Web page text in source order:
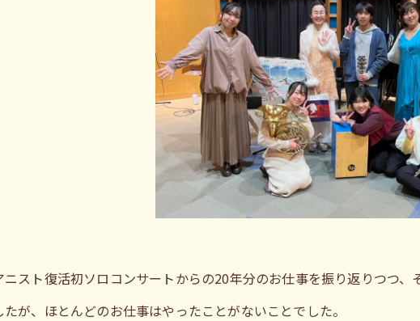
スト復活初ソロコンサートからの20年分のお仕事を振り返りつつ、
が、ほとんどのお仕事はやったことがないことでした。